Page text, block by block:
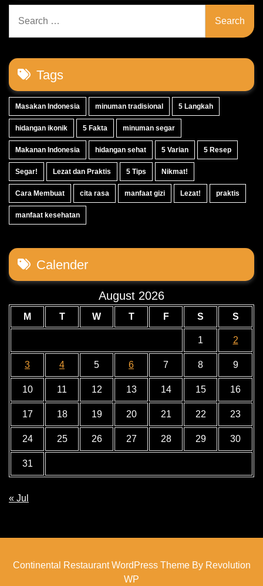
for:
Tags
Masakan Indonesia minuman tradisional 5 Langkah
hidangan ikonik 5 Fakta minuman segar
Makanan Indonesia hidangan sehat 5 Varian 5 Resep
Segar! Lezat dan Praktis 5 Tips Nikmat!
Cara Membuat cita rasa manfaat gizi Lezat! praktis
manfaat kesehatan
Calender
August 2026
M T W T F S S
1 2
3 4 5 6 7 8 9
10 11 12 13 14 15 16
17 18 19 20 21 22 23
24 25 26 27 28 29 30
31
« Jul
Continental Restaurant WordPress Theme By Revolution
WP